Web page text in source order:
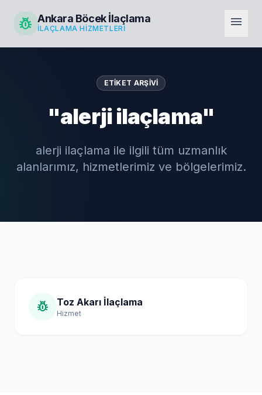
pest_control Ankara Böcek İlaçlama
İLAÇLAMA HIZMETLERI menu
ETIKET ARŞIVI
"alerji ilaçlama"
alerji ilaçlama ile ilgili tüm uzmanlık
alanlarımız, hizmetlerimiz ve bölgelerimiz.
pest_control Toz Akarı İlaçlama
Hizmet